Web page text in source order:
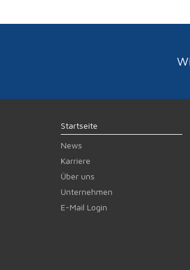
Startseite
News
Karriere
Über uns
Unternehmen
E-Mail Login